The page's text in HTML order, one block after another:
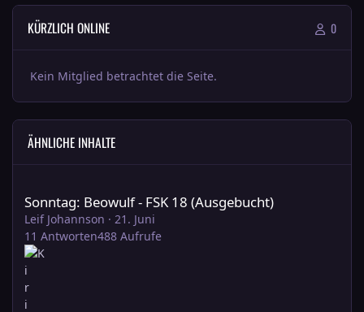
KÜRZLICH ONLINE 0
Kein Mitglied betrachtet die Seite.
ÄHNLICHE INHALTE
Sonntag: Beowulf - FSK 18 (Ausgebucht)
Leif Johannson · 21. Juni
11 Antworten488 Aufrufe